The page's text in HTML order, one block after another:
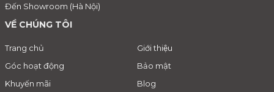
Đến Showroom (Hà Nội)
VỀ CHÚNG TÔI
Trang chủ
Giới thiệu
Góc hoạt động
Bảo mật
Khuyến mãi
Blog